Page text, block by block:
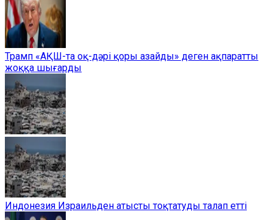
Трамп «АҚШ-та оқ-дәрі қоры азайды» деген ақпаратты
жоққа шығарды
Индонезия Израильден атысты тоқтатуды талап етті